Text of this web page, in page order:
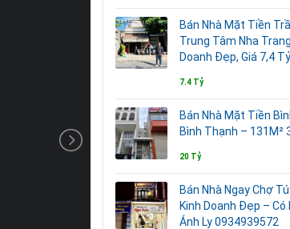
Bán Nhà Mặt Tiền
Trung Tâm Nha
Doanh Đẹp, Giá 7,4 Tỷ
7.4 Tỷ
Bán Nhà Mặt Tiền
Bình Thạnh – 131M²
20 Tỷ
Bán Nhà Ngay Chợ
Kinh Doanh Đẹp – Có
Ánh Ly 0934939572